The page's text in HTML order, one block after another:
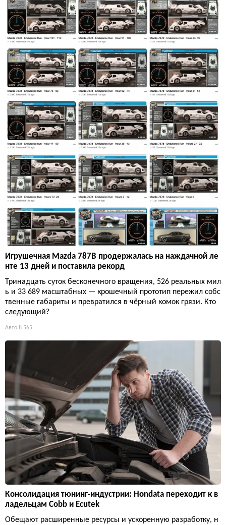
Игрушечная Mazda 787B продержалась на наждачной ле
нте 13 дней и поставила рекорд
Тринадцать суток бесконечного вращения, 526 реальных мил
ь и 33 689 масштабных — крошечный прототип пережил собс
твенные габариты и превратился в чёрный комок грязи. Кто
следующий?
Авто 8 565
Консолидация тюнинг-индустрии: Hondata переходит к в
ладельцам Cobb и Ecutek
Обещают расширенные ресурсы и ускоренную разработку, н